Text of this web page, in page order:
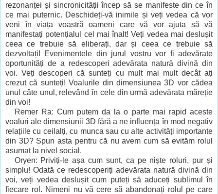
rezonanței și sincronicității încep să se manifeste din ce în
ce mai puternic. Deschideți-vă inimile și veți vedea că vor
veni în viața voastră oameni care vă vor ajuta să vă
manifestați potențialul cel mai înalt! Veți vedea mai deslușit
ceea ce trebuie să eliberați, dar și ceea ce trebuie să
dezvoltați! Evenimentele din jurul vostru vor fi adevărate
oportunități de a redescoperi adevărata natură divină din
voi. Veți descoperi că sunteți cu mult mai mult decât ați
crezut că sunteți! Voalurile din dimensiunea 3D vor cădea
unul câte unul, relevând în cele din urmă adevărata măreție
din voi!
Remer Ra: Cum putem da la o parte mai rapid aceste
voaluri ale dimensiunii 3D fără a ne influența în mod negativ
relațiile cu ceilalți, cu munca sau cu alte activități importante
din 3D? Spun asta pentru că nu avem cum să evităm rolul
asumat la nivel social.
Oryen: Priviți-le așa cum sunt, ca pe niște roluri, pur și
simplu! Odată ce redescoperiți adevărata natură divină din
voi, veți vedea deslușit cum puteți să aduceți sublimul în
fiecare rol. Nimeni nu vă cere să abandonați rolul pe care